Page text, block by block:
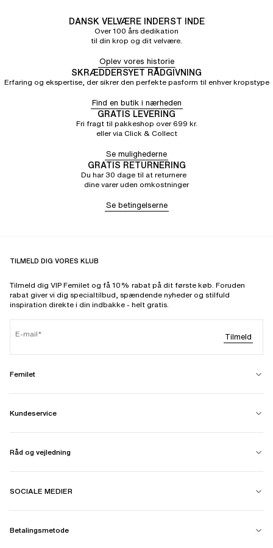
DANSK VELVÆRE INDERST INDE
Over 100 års dedikation
til din krop og dit velvære.
Oplev vores historie
SKRÆDDERSYET RÅDGIVNING
Erfaring og ekspertise, der sikrer den perfekte pasform til enhver kropstype
Find en butik i nærheden
GRATIS LEVERING
Fri fragt til pakkeshop over 699 kr.
eller via Click & Collect
Se mulighederne
GRATIS RETURNERING
Du har 30 dage til at returnere
dine varer uden omkostninger
Se betingelserne
TILMELD DIG VORES KLUB
Tilmeld dig VIP Femilet og få 10% rabat på dit første køb. Foruden
rabat giver vi dig specialtilbud, spændende nyheder og stilfuld
inspiration direkte i din indbakke - helt gratis.
E-mail Tilmeld
Femilet
Kundeservice
Råd og vejledning
SOCIALE MEDIER
Betalingsmetode